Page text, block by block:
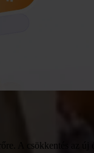
A csökkentés az